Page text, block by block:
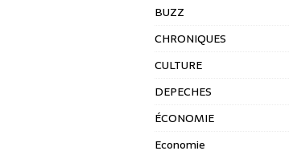
BUZZ
CHRONIQUES
CULTURE
DEPECHES
ÉCONOMIE
Economie